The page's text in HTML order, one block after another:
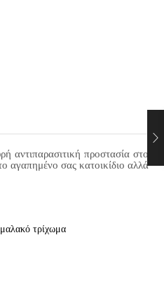
αντιπαρασιτική προστασία στο
αγαπημένο σας κατοικίδιο αλλά
τρίχωμα